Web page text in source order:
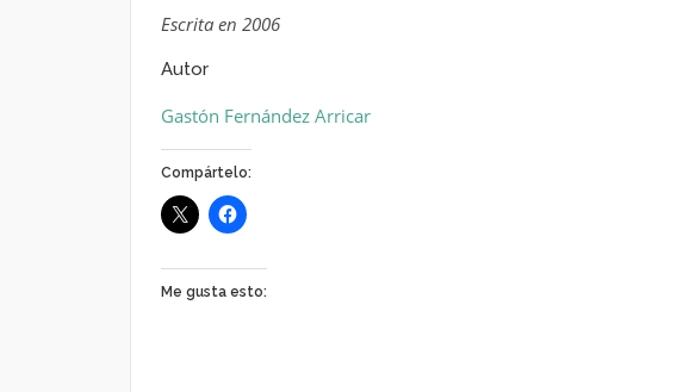
Escrita en 2006
Autor
Gastón Fernández Arricar
Compártelo:
Me gusta esto: